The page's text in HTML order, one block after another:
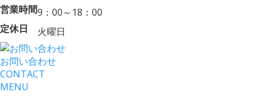
営業時間9：00～18：00
定休日
火曜日
お問い合わせ
CONTACT
MENU